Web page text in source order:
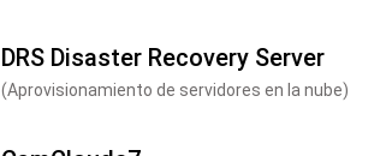
DRS Disaster Recovery Server
(Aprovisionamiento de servidores en la nube)